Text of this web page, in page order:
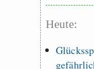
Heute: